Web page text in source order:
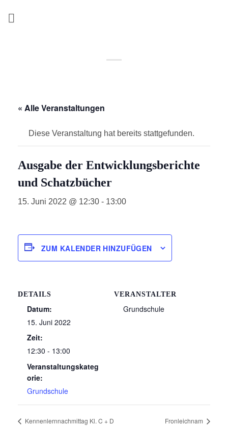
« Alle Veranstaltungen
Diese Veranstaltung hat bereits stattgefunden.
Ausgabe der Entwicklungsberichte
und Schatzbücher
15. Juni 2022 @ 12:30 - 13:00
ZUM KALENDER HINZUFÜGEN
DETAILS
Datum:
15. Juni 2022
Zeit:
12:30 - 13:00
Veranstaltungskateg
orie:
Grundschule
VERANSTALTER
Grundschule
Kennenlernnachmittag Kl. C + D Fronleichnam